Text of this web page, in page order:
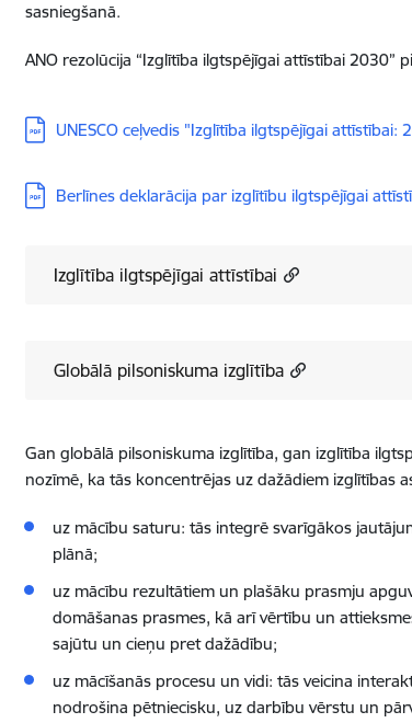
sasniegšanā.
ANO rezolūcija “Izglītība ilgtspējīgai attīstībai 2030”
Lejupielādēt:
UNESCO ceļvedis "Izglītība ilgtspējīgai attīstībai:
Lejupielādēt:
Berlīnes deklarācija par izglītību ilgtspējīgai
Izglītība ilgtspējīgai attīstībai
Globālā pilsoniskuma izglītība
Gan globālā pilsoniskuma izglītība, gan izglītība
nozīmē, ka tās koncentrējas uz dažādiem izglītības
uz mācību saturu: tās integrē svarīgākos
plānā;
uz mācību rezultātiem un plašāku prasmju
domāšanas prasmes, kā arī vērtību un
sajūtu un cieņu pret dažādību;
uz mācīšanās procesu un vidi: tās veicina
nodrošina pētniecisku, uz darbību vērstu un